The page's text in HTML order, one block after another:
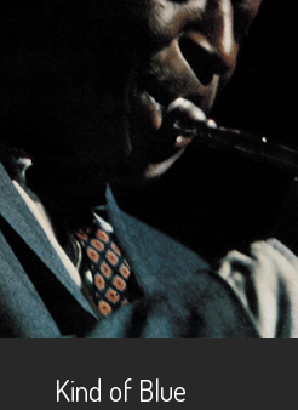
Kind of Blue